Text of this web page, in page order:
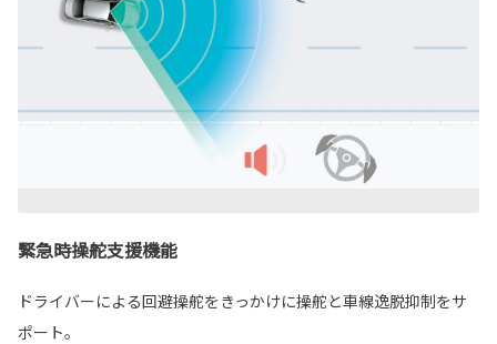
緊急時操舵支援機能
ドライバーによる回避操舵をきっかけに操舵と車線逸脱抑制をサ
ポート。